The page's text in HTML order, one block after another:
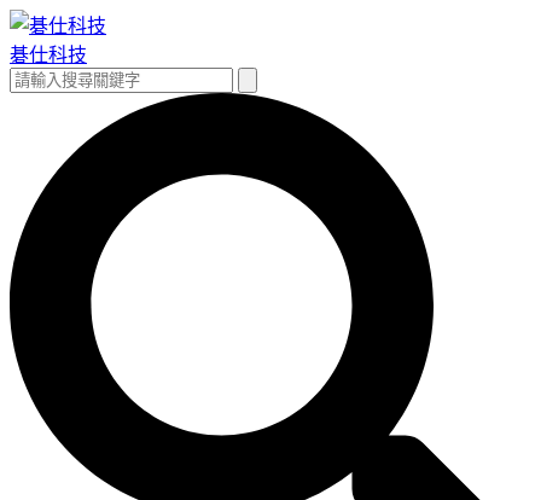
跳
至
主
碁仕科技
搜